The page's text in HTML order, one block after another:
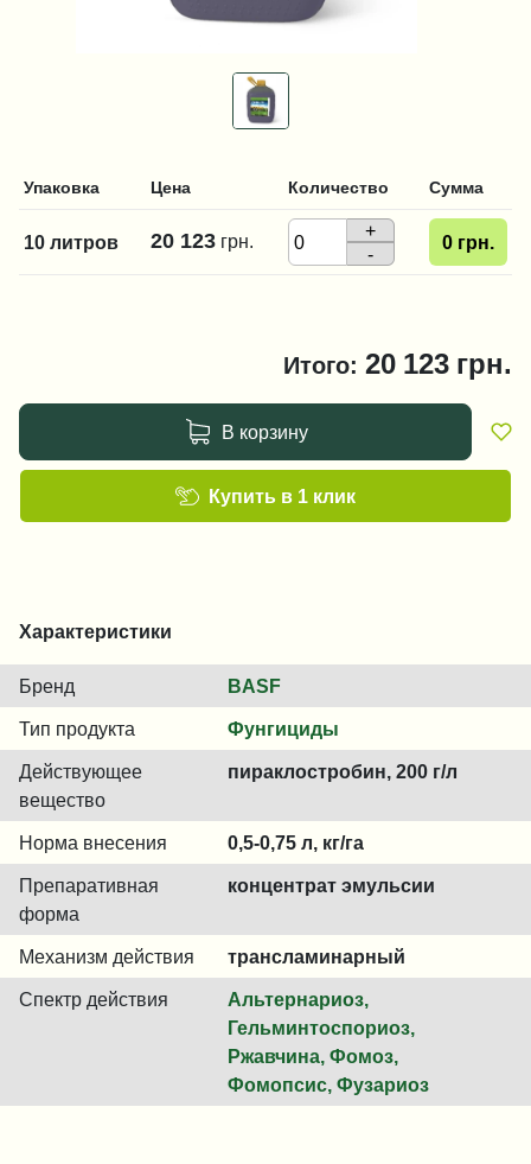
Упаковка Цена Количество Сумма
10 литров 20 123 грн.
+
-
0 грн.
Итого: 20 123 грн.
В корзину
Купить в 1 клик
Характеристики
Бренд BASF
Тип продукта Фунгициды
Действующее
вещество
пираклостробин, 200 г/л
Норма внесения 0,5-0,75 л, кг/га
Препаративная
форма
концентрат эмульсии
Механизм действия трансламинарный
Спектр действия
Альтернариоз,
Гельминтоспориоз,
Ржавчина, Фомоз,
Фомопсис, Фузариоз